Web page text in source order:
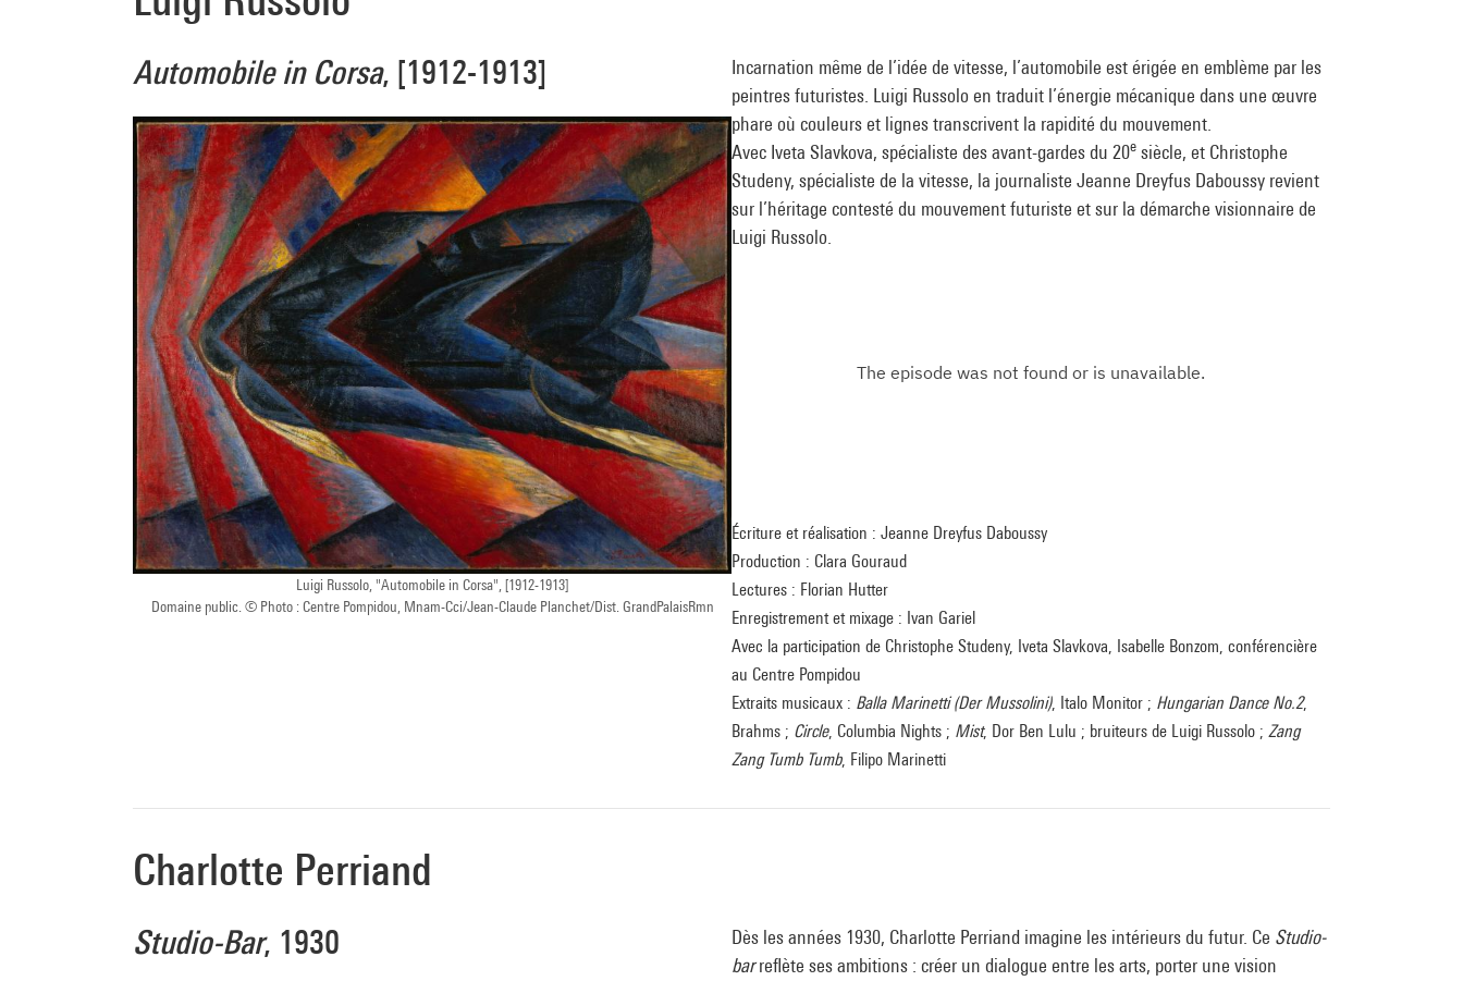
Automobile in Corsa, [1912-1913]
Luigi Russolo, "Automobile in Corsa", [1912-1913]
Domaine public. © Photo : Centre Pompidou, Mnam-Cci/Jean-Claude Planchet/Dist. GrandPalaisRmn
Incarnation même de l’idée de vitesse, l’automobile est érigée en emblème par les
peintres futuristes. Luigi Russolo en traduit l’énergie mécanique dans une œuvre
phare où couleurs et lignes transcrivent la rapidité du mouvement.
Avec Iveta Slavkova, spécialiste des avant-gardes du 20e siècle, et Christophe
Studeny, spécialiste de la vitesse, la journaliste Jeanne Dreyfus Daboussy revient
sur l’héritage contesté du mouvement futuriste et sur la démarche visionnaire de
Luigi Russolo.
Écriture et réalisation : Jeanne Dreyfus Daboussy
Production : Clara Gouraud
Lectures : Florian Hutter
Enregistrement et mixage : Ivan Gariel
Avec la participation de Christophe Studeny, Iveta Slavkova, Isabelle Bonzom, conférencière
au Centre Pompidou
Extraits musicaux : Balla Marinetti (Der Mussolini), Italo Monitor ; Hungarian Dance No.2,
Brahms ; Circle, Columbia Nights ; Mist, Dor Ben Lulu ; bruiteurs de Luigi Russolo ; Zang
Zang Tumb Tumb, Filipo Marinetti
Charlotte Perriand
Studio-Bar, 1930 Dès les années 1930, Charlotte Perriand imagine les intérieurs du futur. Ce Studio-
barreflète ses ambitions : créer un dialogue entre les arts, porter une vision